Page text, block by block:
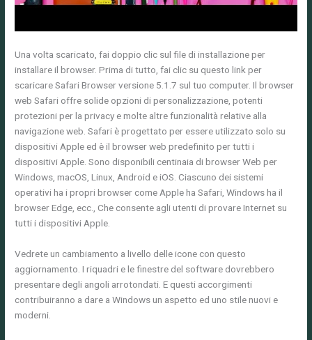
Una volta scaricato, fai doppio clic sul file di installazione per
installare il browser. Prima di tutto, fai clic su questo link per
scaricare Safari Browser versione 5.1.7 sul tuo computer. Il browser
web Safari offre solide opzioni di personalizzazione, potenti
protezioni per la privacy e molte altre funzionalità relative alla
navigazione web. Safari è progettato per essere utilizzato solo su
dispositivi Apple ed è il browser web predefinito per tutti i
dispositivi Apple. Sono disponibili centinaia di browser Web per
Windows, macOS, Linux, Android e iOS. Ciascuno dei sistemi
operativi ha i propri browser come Apple ha Safari, Windows ha il
browser Edge, ecc., Che consente agli utenti di provare Internet su
tutti i dispositivi Apple.
Vedrete un cambiamento a livello delle icone con questo
aggiornamento. I riquadri e le finestre del software dovrebbero
presentare degli angoli arrotondati. E questi accorgimenti
contribuiranno a dare a Windows un aspetto ed uno stile nuovi e
moderni.